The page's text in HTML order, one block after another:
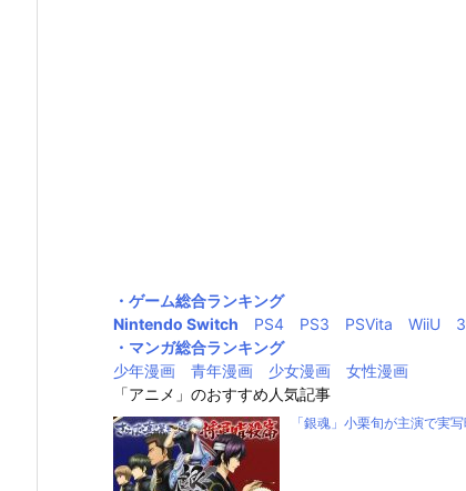
・ゲーム総合ランキング
Nintendo Switch
PS4 PS3 PSVita WiiU
・マンガ総合ランキング
少年漫画
青年漫画 少女漫画
女性漫画
「アニメ」のおすすめ人気記事
「銀魂」小栗旬が主演で実